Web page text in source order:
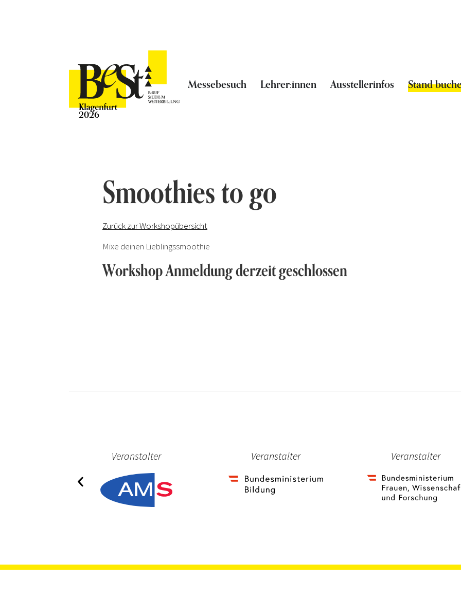
Messebesuch Lehrer:innen Ausstellerinfos Stand
Smoothies to go
Zurück zur Workshopübersicht
Mixe deinen Lieblingssmoothie
Workshop Anmeldung derzeit geschlossen
Veranstalter Veranstalter Veranstalter